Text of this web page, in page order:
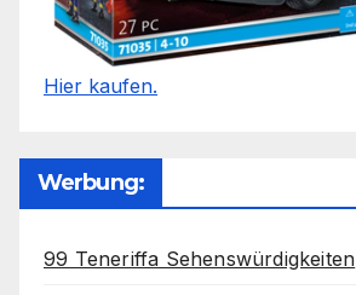
Hier kaufen.
Werbung:
99 Teneriffa Sehenswürdigkeiten